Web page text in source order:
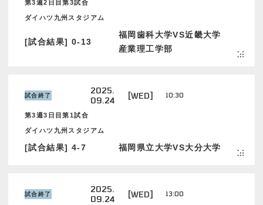
第3週2日目第3試合
ダイハツ九州スタジアム
[試合結果] 0-13
福岡歯科大学VS近畿大学
産業理工学部
試合終了
2025.
09.24
[WED] 10:30
第3週3日目第1試合
ダイハツ九州スタジアム
[試合結果] 4-7 福岡県立大学VS大分大学
試合終了
2025.
09.24
[WED] 13:00